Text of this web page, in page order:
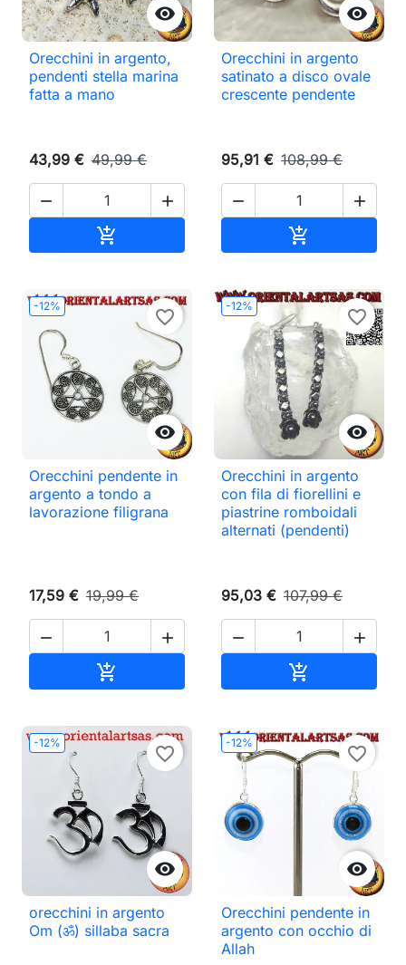

Orecchini in argento,
pendenti stella marina
fatta a mano
43,99 € 49,99 €
 


Orecchini in argento
satinato a disco ovale
crescente pendente
95,91 € 108,99 €
 

-12%

favorite_border
Orecchini pendente in
argento a tondo a
lavorazione filigrana
17,59 € 19,99 €
 

-12%

favorite_border
Orecchini in argento
con fila di fiorellini e
piastrine romboidali
alternati (pendenti)
95,03 € 107,99 €
 

-12%

favorite_border
orecchini in argento
Om (ॐ) sillaba sacra
-12%

favorite_border
Orecchini pendente in
argento con occhio di
Allah